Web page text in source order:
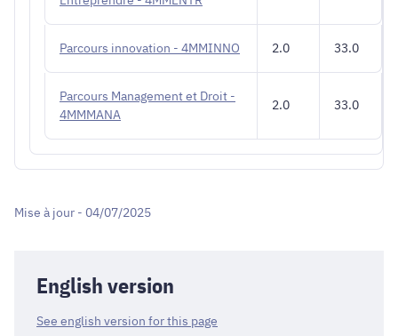
Parcours innovation - 4MMINNO 2.0 33.0
Parcours Management et Droit -
4MMMANA
2.0 33.0
Mise à jour - 04/07/2025
English version
See english version for this page